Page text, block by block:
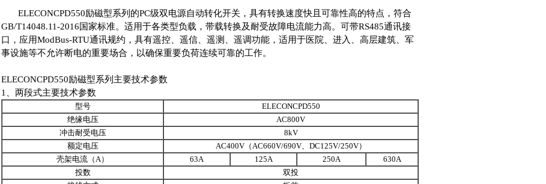
ELECONCPD550励磁型系列的PC级双电源自动转化开关，具有转换速度快且可靠性高的特点，符合
GB/T14048.11-2016国家标准。适用于各类型负载，带载转换及耐受故障电流能力高。可带RS485通讯接
口，应用ModBus-RTU通讯规约，具有遥控、遥信、遥测、遥调功能，适用于医院、进入、高层建筑、军
事设施等不允许断电的重要场合，以确保重要负荷连续可靠的工作。
ELECONCPD550励磁型系列主要技术参数
1、两段式主要技术参数
型号
ELECONCPD550
绝缘电压
AC800V
冲击耐受电压
8kV
额定电压
AC400V（AC660V/690V、DC125V/250V）
壳架电流（A）
63A 125A 250A
630A
投数
双投